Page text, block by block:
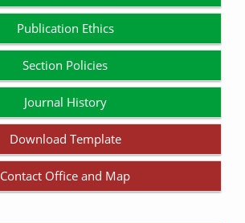
Publication Ethics
Section Policies
Journal History
Download Template
Contact Office and Map